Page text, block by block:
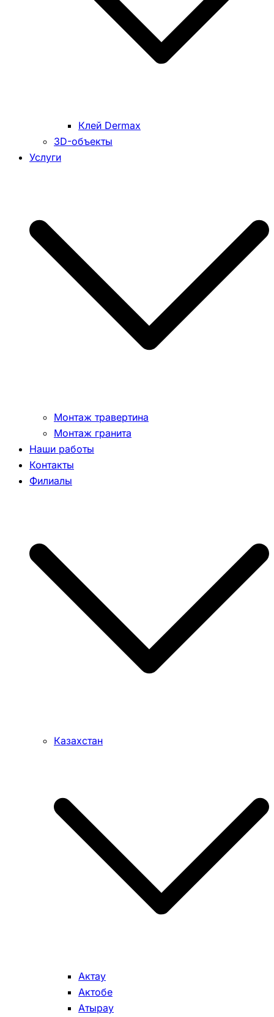
Клей Dermax
3D-объекты
Услуги
Монтаж травертина
Монтаж гранита
Наши работы
Контакты
Филиалы
Казахстан
Актау
Актобе
Атырау